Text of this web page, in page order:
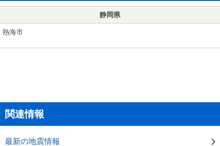
静岡県
熱海市
関連情報
最新の地震情報